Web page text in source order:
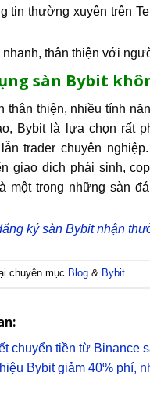
tin thường xuyên trên
nhanh, thân thiện với
sàn Bybit
thân thiện, nhiều tính
Bybit là lựa chọn rất
trader chuyên
giao dịch phái sinh,
một trong những sàn
ký sàn Bybit nhận
chuyên mục Blog & Bybit.
chuyển tiền từ Binance
Bybit giảm 40% phí,